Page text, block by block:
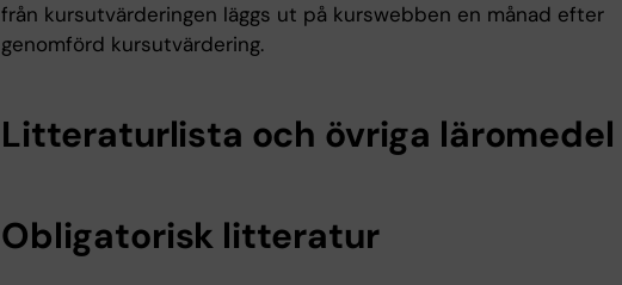
från kursutvärderingen läggs ut på kurswebben en månad efter
genomförd kursutvärdering.
Litteraturlista och övriga läromedel
Obligatorisk litteratur